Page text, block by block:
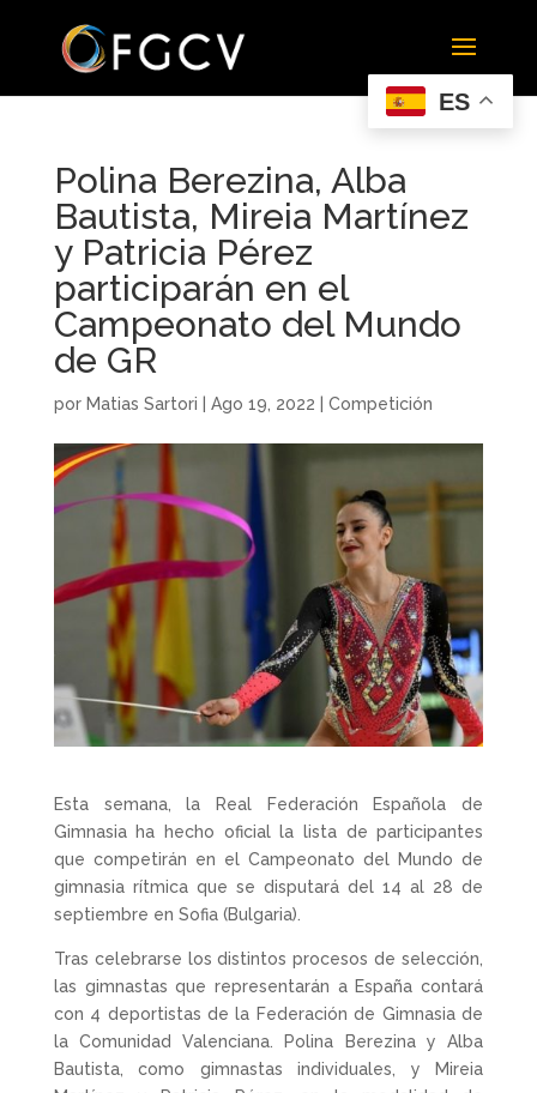
Polina Berezina, Alba
Bautista, Mireia Martínez
y Patricia Pérez
participarán en el
Campeonato del Mundo
de GR
por Matias Sartori Ago 19, 2022 Competición
Esta semana, la Real Federación Española de
Gimnasia ha hecho oficial la lista de participantes
que competirán en el Campeonato del Mundo de
gimnasia rítmica que se disputará del 14 al 28 de
septiembre en Sofia (Bulgaria).
Tras celebrarse los distintos procesos de selección,
las gimnastas que representarán a España contará
con 4 deportistas de la Federación de Gimnasia de
la Comunidad Valenciana. Polina Berezina y Alba
Bautista, como gimnastas individuales, y Mireia
ES